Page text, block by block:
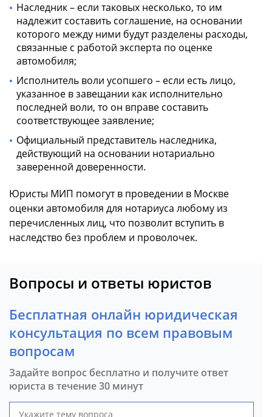
Наследник – если таковых несколько, то им
надлежит составить соглашение, на основании
которого между ними будут разделены расходы,
связанные с работой эксперта по оценке
автомобиля;
Исполнитель воли усопшего – если есть лицо,
указанное в завещании как исполнительно
последней воли, то он вправе составить
соответствующее заявление;
Официальный представитель наследника,
действующий на основании нотариально
заверенной доверенности.
Юристы МИП помогут в проведении в Москве
оценки автомобиля для нотариуса любому из
перечисленных лиц, что позволит вступить в
наследство без проблем и проволочек.
Вопросы и ответы юристов
Бесплатная онлайн юридическая
консультация по всем правовым
вопросам
Задайте вопрос бесплатно и получите ответ
юриста в течение 30 минут